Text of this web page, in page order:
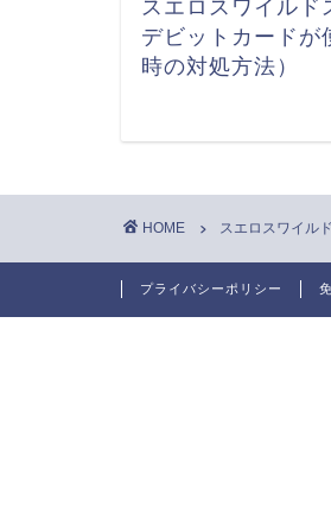
スエロスワイルド
デビットカードが
時の対処方法）
HOME スエロスワイル
プライバシーポリシー